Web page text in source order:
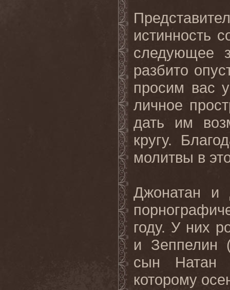
истинность
следующее
разбито
просим вас
личное
дать им
кругу.
молитвы в
Джонатан и
году. У них
и Зеппелин
сын Натан
которому